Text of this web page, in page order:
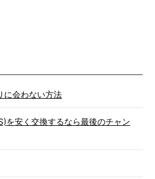
に会わない方法
を安く交換するなら最後のチャン